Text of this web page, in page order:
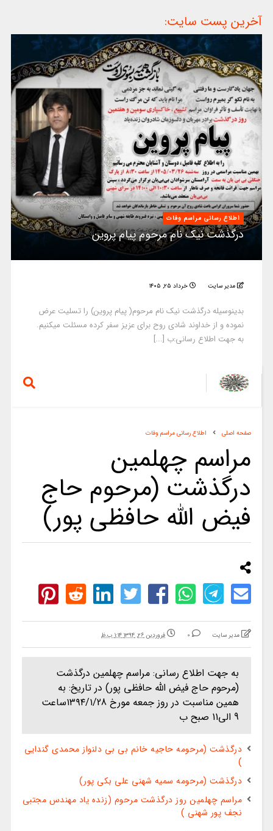
آخرین پست سایت:
اطلاع رسانی مراسم وفات
درگذشت نیک نام مرحوم پیام پروین
مدیر سایت خرداد ۲۵, ۱۴۰۵
بدینوسیله درگذشت نیک نام مرحوم( پیام پروین) را تسلیت عرض
نموده و از خداوند شادی روح برای عزیز سفر کرده مسئلت میکنیم.
به جهت اطلاع رسانی:ب [...]
صفحه اصلی اطلاع رسانی مراسم وفات
مراسم چهلمین
درگذشت (مرحوم حاج
فیض الله حافظی پور)
مدیر سایت 0 فروردین ۲۶, ۱۳۹۴ ۱:۱۴ ب.ظ
به جهت اطلاع رسانی: مراسم چهلمین درگذشت
(مرحوم حاج فیض الله حافظی پور) در تاریخ: به
همین مناسبت در روز جمعه مورخ ۱۳۹۴/۱/28ساعت
9 الی11 صبح ب
درگذشت (مرحومه حاجیه خانم بی بی دلنواز محمدی گندایی
)
درگذشت (مرحومه سمیه شهنی علی بکی پور)
مراسم چهلمین روز درگذشت مرحوم (زنده یاد مهندس مجتبی
نجف پور شهنی )